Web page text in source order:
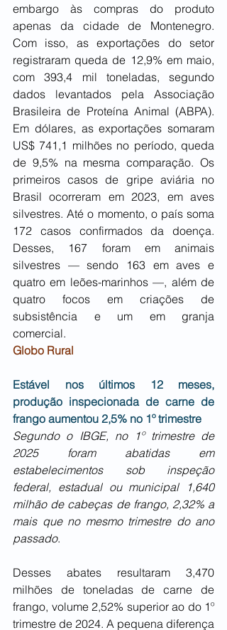
embargo às compras do produto
apenas da cidade de Montenegro.
Com isso, as exportações do setor
registraram queda de 12,9% em maio,
com 393,4 mil toneladas, segundo
dados levantados pela Associação
Brasileira de Proteína Animal (ABPA).
Em dólares, as exportações somaram
US$ 741,1 milhões no período, queda
de 9,5% na mesma comparação. Os
primeiros casos de gripe aviária no
Brasil ocorreram em 2023, em aves
silvestres. Até o momento, o país soma
172 casos confirmados da doença.
Desses, 167 foram em animais
silvestres — sendo 163 em aves e
quatro em leões-marinhos —, além de
quatro focos em criações de
subsistência e um em granja
comercial.
Globo Rural
Estável nos últimos 12 meses,
produção inspecionada de carne de
frango aumentou 2,5% no 1º trimestre
Segundo o IBGE, no 1º trimestre de
2025 foram abatidas em
estabelecimentos sob inspeção
federal, estadual ou municipal 1,640
milhão de cabeças de frango, 2,32% a
mais que no mesmo trimestre do ano
passado.
Desses abates resultaram 3,470
milhões de toneladas de carne de
frango, volume 2,52% superior ao do 1º
trimestre de 2024. A pequena diferença